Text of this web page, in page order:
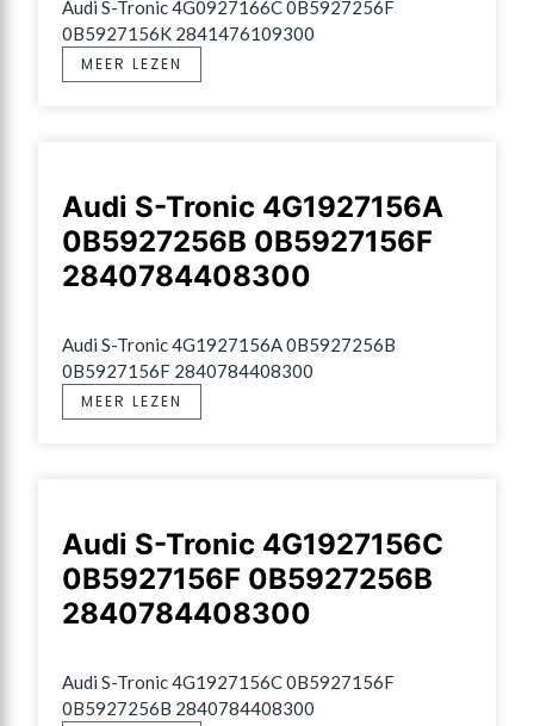
Audi S-Tronic 4G0927166C 0B5927256F
0B5927156K 2841476109300
MEER LEZEN
Audi S-Tronic 4G1927156A
0B5927256B 0B5927156F
2840784408300
Audi S-Tronic 4G1927156A 0B5927256B
0B5927156F 2840784408300
MEER LEZEN
Audi S-Tronic 4G1927156C
0B5927156F 0B5927256B
2840784408300
Audi S-Tronic 4G1927156C 0B5927156F
0B5927256B 2840784408300